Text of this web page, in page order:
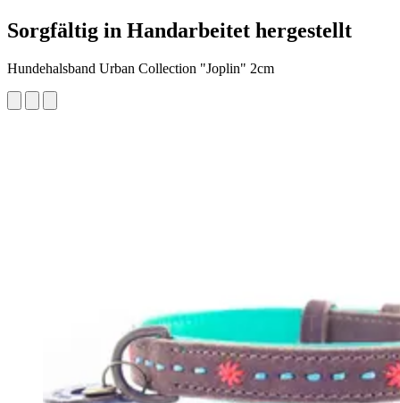
Sorgfältig in Handarbeitet hergestellt
Hundehalsband Urban Collection "Joplin" 2cm